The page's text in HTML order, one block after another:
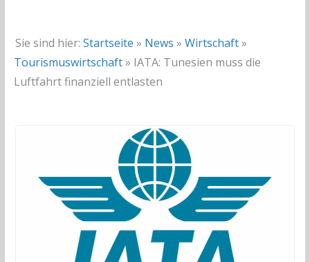
Sie sind hier: Startseite » News » Wirtschaft»
Tourismuswirtschaft» IATA: Tunesien muss die
Luftfahrt finanziell entlasten